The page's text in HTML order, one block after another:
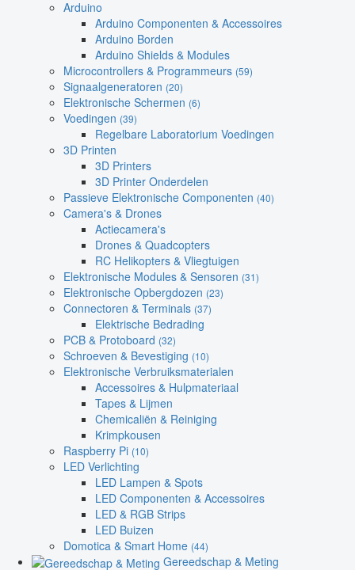
Arduino
Arduino Componenten & Accessoires
Arduino Borden
Arduino Shields & Modules
Microcontrollers & Programmeurs (59)
Signaalgeneratoren (20)
Elektronische Schermen (6)
Voedingen (39)
Regelbare Laboratorium Voedingen
3D Printen
3D Printers
3D Printer Onderdelen
Passieve Elektronische Componenten (40)
Camera's & Drones
Actiecamera's
Drones & Quadcopters
RC Helikopters & Vliegtuigen
Elektronische Modules & Sensoren (31)
Elektronische Opbergdozen (23)
Connectoren & Terminals (37)
Elektrische Bedrading
PCB & Protoboard (32)
Schroeven & Bevestiging (10)
Elektronische Verbruiksmaterialen
Accessoires & Hulpmateriaal
Tapes & Lijmen
Chemicaliën & Reiniging
Krimpkousen
Raspberry Pi (10)
LED Verlichting
LED Lampen & Spots
LED Componenten & Accessoires
LED & RGB Strips
LED Buizen
Domotica & Smart Home (44)
Gereedschap & Meting